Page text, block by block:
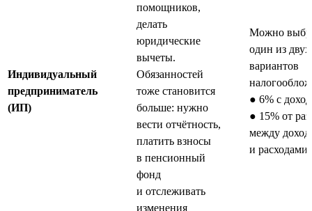
Индивидуальный
предприниматель
(ИП)
помощников,
делать
юридические
вычеты.
Обязанностей
тоже становится
больше: нужно
вести отчётность,
платить взносы
в пенсионный
фонд
и отслеживать
изменения
Можно
один из двух
вариантов
● 6% с
● 15% от
между
и расходами